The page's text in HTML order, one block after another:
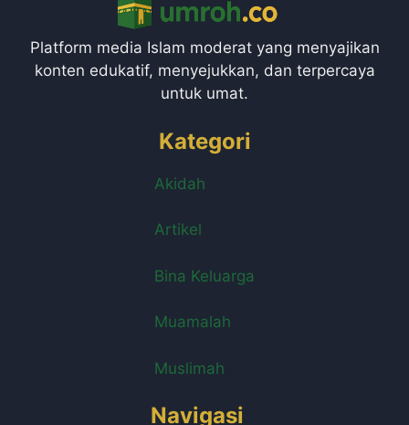
Platform media Islam moderat yang menyajikan
konten edukatif, menyejukkan, dan terpercaya
untuk umat.
Kategori
Akidah
Artikel
Bina Keluarga
Muamalah
Muslimah
Navigasi